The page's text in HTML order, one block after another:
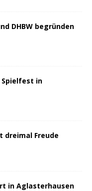
DHBW begründen
in
dreimal Freude
in Aglasterhausen